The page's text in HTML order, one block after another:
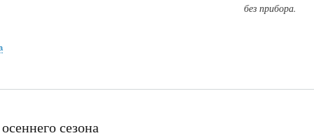
без прибора.
сезона